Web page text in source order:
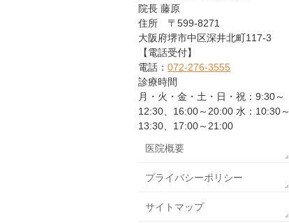
院長 藤原
住所 〒599-8271
大阪府堺市中区深井北町117-3
【電話受付】
電話： 072-276-3555
診療時間
月・火・金・土・日・祝：9:30～
12:30、16:00～20:00 水：10:30～
13:30、17:00～21:00
医院概要
プライバシーポリシー
サイトマップ